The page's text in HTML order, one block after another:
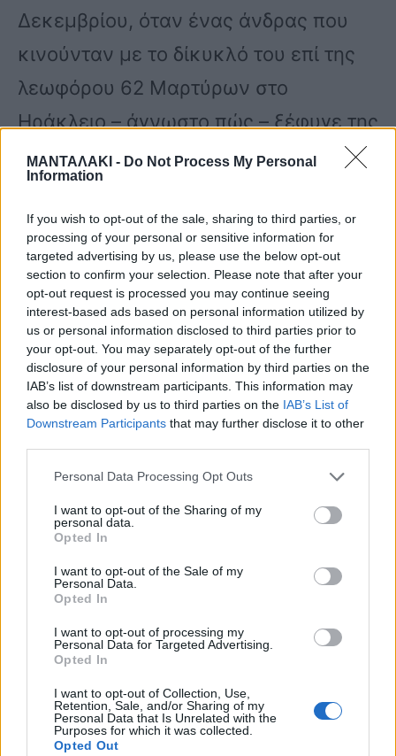
ΜΑΝΤΑΛΑΚΙ - Do Not Process My Personal
Information
If you wish to opt-out of the sale, sharing to third parties, or
processing of your personal or sensitive information for
targeted advertising by us, please use the below opt-out
section to confirm your selection. Please note that after your
opt-out request is processed you may continue seeing
interest-based ads based on personal information utilized by
us or personal information disclosed to third parties prior to
your opt-out. You may separately opt-out of the further
disclosure of your personal information by third parties on the
IAB’s list of downstream participants. This information may
also be disclosed by us to third parties on the IAB’s List of
Downstream Participants that may further disclose it to other
Personal Data Processing Opt Outs
I want to opt-out of the Sharing of my
personal data.
Opted In
I want to opt-out of the Sale of my
Personal Data.
Opted In
I want to opt-out of processing my
Personal Data for Targeted Advertising.
Opted In
I want to opt-out of Collection, Use,
Retention, Sale, and/or Sharing of my
Personal Data that Is Unrelated with the
Purposes for which it was collected.
Opted Out
Δεκεμβρίου, όταν ένας άνδρας που
κινούνταν με το δίκυκλό του επί της
λεωφόρου 62 Μαρτύρων στο
Ηράκλειο – άγνωστο πώς – ξέφυγε της
πορείας του και «σφηνώθηκε» κάτω
Μάλιστα, ο ίδιος εγκλωβίστηκε στα
συντρίμμια με αποτέλεσμα να κληθεί
η πυροσβεστική με τέσσερα οχήματα
και 12 πυροσβέστες για να τον
απεγκλωβίσει.
Δυστυχώς ο άτυχος νεαρός άνδρας
ανασύρθηκε χωρίς τις αισθήσεις του
με τους διασώστες να τον
παραλαμβάνουν και να τον
μεταφέρουν στο Βενιζέλειο
τους γιατρούς, πως ήταν νεκρός.